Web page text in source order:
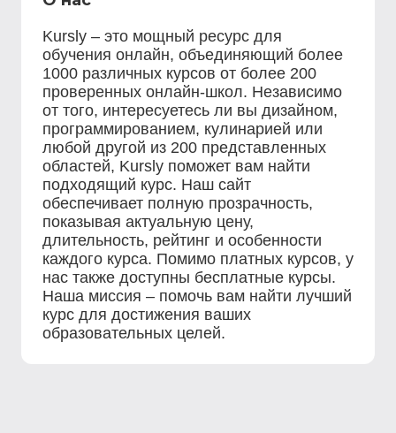
Kursly – это мощный ресурс для
обучения онлайн, объединяющий более
1000 различных курсов от более 200
проверенных онлайн-школ. Независимо
от того, интересуетесь ли вы дизайном,
программированием, кулинарией или
любой другой из 200 представленных
областей, Kursly поможет вам найти
подходящий курс. Наш сайт
обеспечивает полную прозрачность,
показывая актуальную цену,
длительность, рейтинг и особенности
каждого курса. Помимо платных курсов, у
нас также доступны бесплатные курсы.
Наша миссия – помочь вам найти лучший
курс для достижения ваших
образовательных целей.